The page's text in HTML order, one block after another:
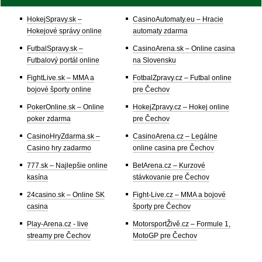
HokejSpravy.sk –
Hokejové správy online
FutbalSpravy.sk –
Futbalový portál online
FightLive.sk – MMA a
bojové športy online
PokerOnline.sk – Online
poker zdarma
CasinoHryZdarma.sk –
Casino hry zadarmo
777.sk – Najlepšie online
kasína
24casino.sk – Online SK
casina
Play-Arena.cz - live
streamy pre Čechov
CasinoAutomaty.eu – Hracie
automaty zdarma
CasinoArena.sk – Online casina
na Slovensku
FotbalZpravy.cz – Futbal online
pre Čechov
HokejZpravy.cz – Hokej online
pre Čechov
CasinoArena.cz – Legálne
online casina pre Čechov
BetArena.cz – Kurzové
stávkovanie pre Čechov
Fight-Live.cz – MMA a bojové
športy pre Čechov
MotorsportŽivě.cz – Formule 1,
MotoGP pre Čechov